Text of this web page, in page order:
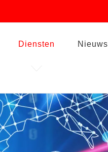
Diensten Nieuws